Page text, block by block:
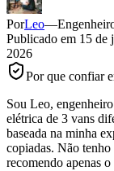
PorLeo—
Publicado em 15 de
2026
Por que confiar
Sou Leo,
elétrica de 3 vans
baseada na minha
copiadas. Não
recomendo apenas